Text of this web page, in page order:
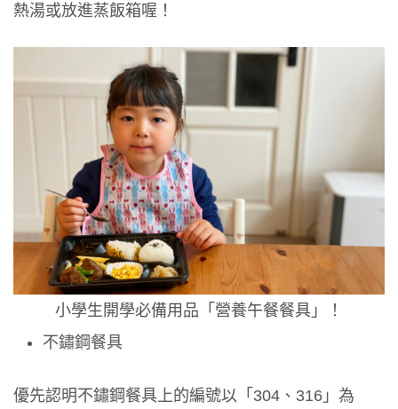
熱湯或放進蒸飯箱喔！
小學生開學必備用品「營養午餐餐具」！
不鏽鋼餐具
優先認明不鏽鋼餐具上的編號以「 304 、 316 」為